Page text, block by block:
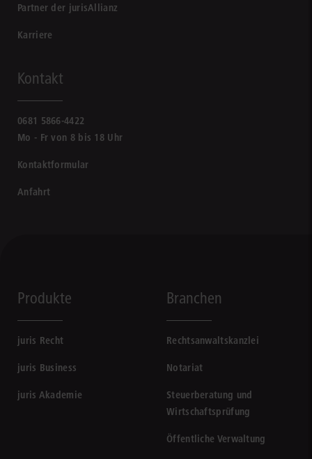
Partner der jurisAllianz
Karriere
Kontakt
0681 5866-4422
Mo - Fr von 8 bis 18 Uhr
Kontaktformular
Anfahrt
Produkte
juris Recht
juris Business
juris Akademie
Branchen
Rechtsanwaltskanzlei
Notariat
Steuerberatung und
Wirtschaftsprüfung
Öffentliche Verwaltung